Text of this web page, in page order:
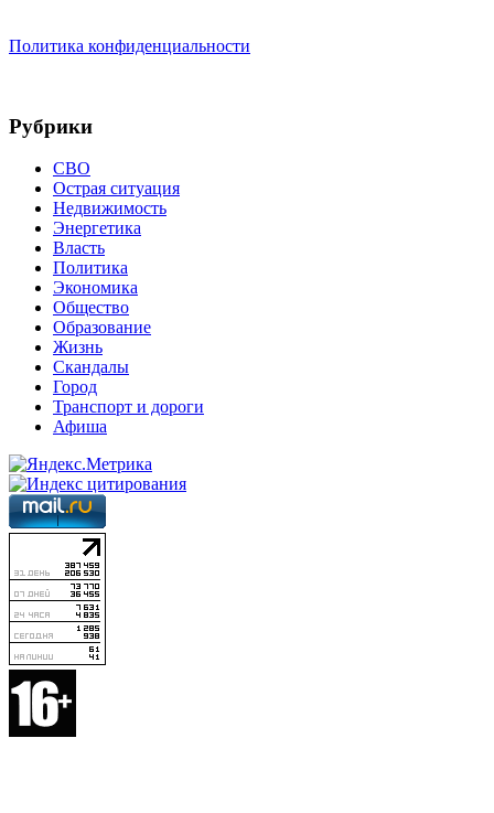
Политика конфиденциальности
Рубрики
СВО
Острая ситуация
Недвижимость
Энергетика
Власть
Политика
Экономика
Общество
Образование
Жизнь
Скандалы
Город
Транспорт и дороги
Афиша